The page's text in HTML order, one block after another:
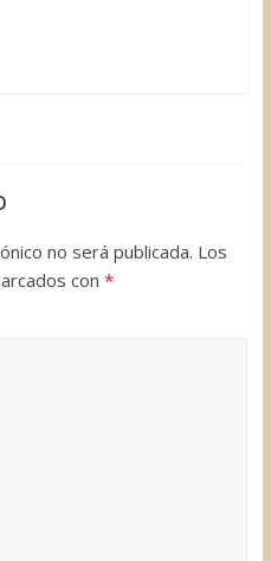
no será publicada. Los
con *